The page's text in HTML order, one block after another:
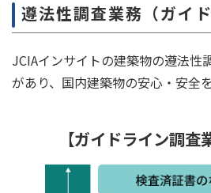
遵法性調査業務（ガイ
JCIAインサイトの建築物の遵法性
があり、国内建築物の安心・安全
【ガイドライン調査